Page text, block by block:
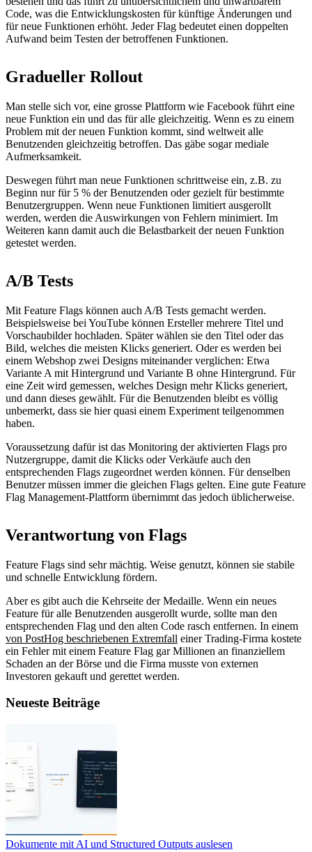
Code, was die Entwicklungskosten für künftige Änderungen und
für neue Funktionen erhöht. Jeder Flag bedeutet einen doppelten
Aufwand beim Testen der betroffenen Funktionen.
Gradueller Rollout
Man stelle sich vor, eine grosse Plattform wie Facebook führt eine
neue Funktion ein und das für alle gleichzeitig. Wenn es zu einem
Problem mit der neuen Funktion kommt, sind weltweit alle
Benutzenden gleichzeitig betroffen. Das gäbe sogar mediale
Aufmerksamkeit.
Deswegen führt man neue Funktionen schrittweise ein, z.B. zu
Beginn nur für 5 % der Benutzenden oder gezielt für bestimmte
Benutzergruppen. Wenn neue Funktionen limitiert ausgerollt
werden, werden die Auswirkungen von Fehlern minimiert. Im
Weiteren kann damit auch die Belastbarkeit der neuen Funktion
getestet werden.
A/B Tests
Mit Feature Flags können auch A/B Tests gemacht werden.
Beispielsweise bei YouTube können Ersteller mehrere Titel und
Vorschaubilder hochladen. Später wählen sie den Titel oder das
Bild, welches die meisten Klicks generiert. Oder es werden bei
einem Webshop zwei Designs miteinander verglichen: Etwa
Variante A mit Hintergrund und Variante B ohne Hintergrund. Für
eine Zeit wird gemessen, welches Design mehr Klicks generiert,
und dann dieses gewählt. Für die Benutzenden bleibt es völlig
unbemerkt, dass sie hier quasi einem Experiment teilgenommen
haben.
Voraussetzung dafür ist das Monitoring der aktivierten Flags pro
Nutzergruppe, damit die Klicks oder Verkäufe auch den
entsprechenden Flags zugeordnet werden können. Für denselben
Benutzer müssen immer die gleichen Flags gelten. Eine gute Feature
Flag Management-Plattform übernimmt das jedoch üblicherweise.
Verantwortung von Flags
Feature Flags sind sehr mächtig. Weise genutzt, können sie stabile
und schnelle Entwicklung fördern.
Aber es gibt auch die Kehrseite der Medaille. Wenn ein neues
Feature für alle Benutzenden ausgerollt wurde, sollte man den
entsprechenden Flag und den alten Code rasch entfernen. In einem
von PostHog beschriebenen Extremfall einer Trading-Firma kostete
ein Fehler mit einem Feature Flag gar Millionen an finanziellem
Schaden an der Börse und die Firma musste von externen
Investoren gekauft und gerettet werden.
Neueste Beiträge
Dokumente mit AI und Structured Outputs auslesen